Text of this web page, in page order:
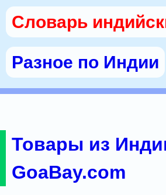
Словарь
Разное по Индии
Товары из
GoaBay.com